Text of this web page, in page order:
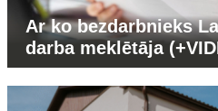
Ar ko bezdarbnieks
darba meklētāja